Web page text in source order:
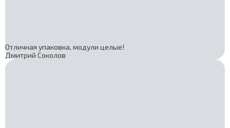
Отличная упаковка, модули целые!
Дмитрий Соколов